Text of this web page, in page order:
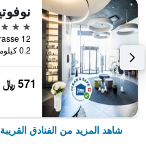
4 نجوم
0.2 كيلومتر عن وسط المدينة
571 ﷼
شاهد المزيد من الفنادق القريبة